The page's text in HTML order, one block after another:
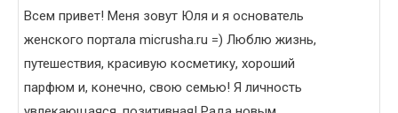
Всем привет! Меня зовут Юля и я основатель
женского портала micrusha.ru =) Люблю жизнь,
путешествия, красивую косметику, хороший
парфюм и, конечно, свою семью! Я личность